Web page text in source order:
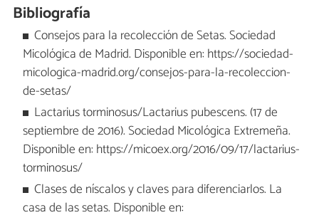
Bibliografía
Consejos para la recolección de Setas. Sociedad
Micológica de Madrid. Disponible en: https://sociedad-
micologica-madrid.org/consejos-para-la-recoleccion-
de-setas/
Lactarius torminosus/Lactarius pubescens. (17 de
septiembre de 2016). Sociedad Micológica Extremeña.
Disponible en: https://micoex.org/2016/09/17/lactarius-
torminosus/
Clases de níscalos y claves para diferenciarlos. La
casa de las setas. Disponible en: